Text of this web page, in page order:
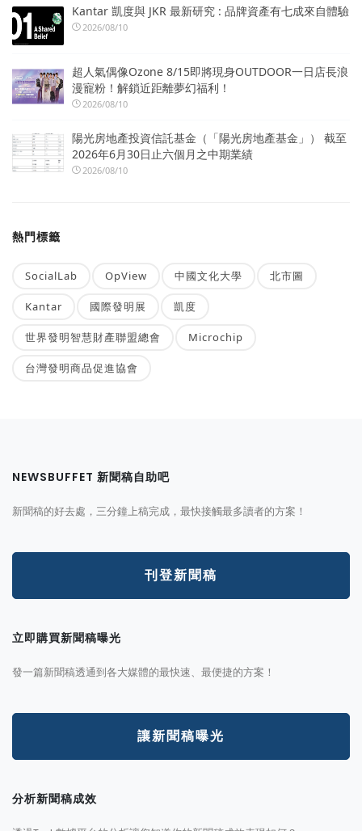
Kantar 凱度與 JKR 最新研究 : 品牌資產有七成來自體驗
2026/08/10
超人氣偶像Ozone 8/15即將現身OUTDOOR一日店長浪
漫寵粉！解鎖近距離夢幻福利！
2026/08/10
陽光房地產投資信託基金（「陽光房地產基金」） 截至
2026年6月30日止六個月之中期業績
2026/08/10
熱門標籤
SocialLab OpView 中國文化大學 北市圖
Kantar 國際發明展 凱度
世界發明智慧財產聯盟總會 Microchip
台灣發明商品促進協會
NEWSBUFFET 新聞稿自助吧
新聞稿的好去處，三分鐘上稿完成，最快接觸最多讀者的方案！
刊登新聞稿
立即購買新聞稿曝光
發一篇新聞稿透通到各大媒體的最快速、最便捷的方案！
讓新聞稿曝光
分析新聞稿成效